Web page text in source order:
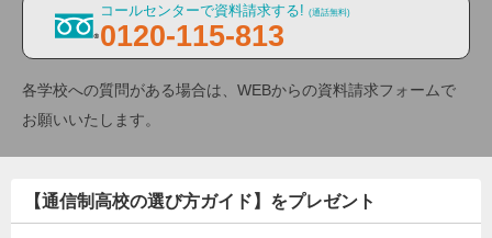
コールセンターで資料請求する! (通話無料)
0120-115-813
各学校への質問がある場合は、WEBからの資料請求フォームで
お願いいたします。
【通信制高校の選び方ガイド】をプレゼント